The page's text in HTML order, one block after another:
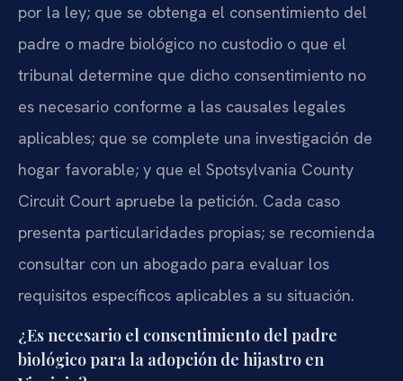
por la ley; que se obtenga el consentimiento del
padre o madre biológico no custodio o que el
tribunal determine que dicho consentimiento no
es necesario conforme a las causales legales
aplicables; que se complete una investigación de
hogar favorable; y que el Spotsylvania County
Circuit Court apruebe la petición. Cada caso
presenta particularidades propias; se recomienda
consultar con un abogado para evaluar los
requisitos específicos aplicables a su situación.
¿Es necesario el consentimiento del padre
biológico para la adopción de hijastro en